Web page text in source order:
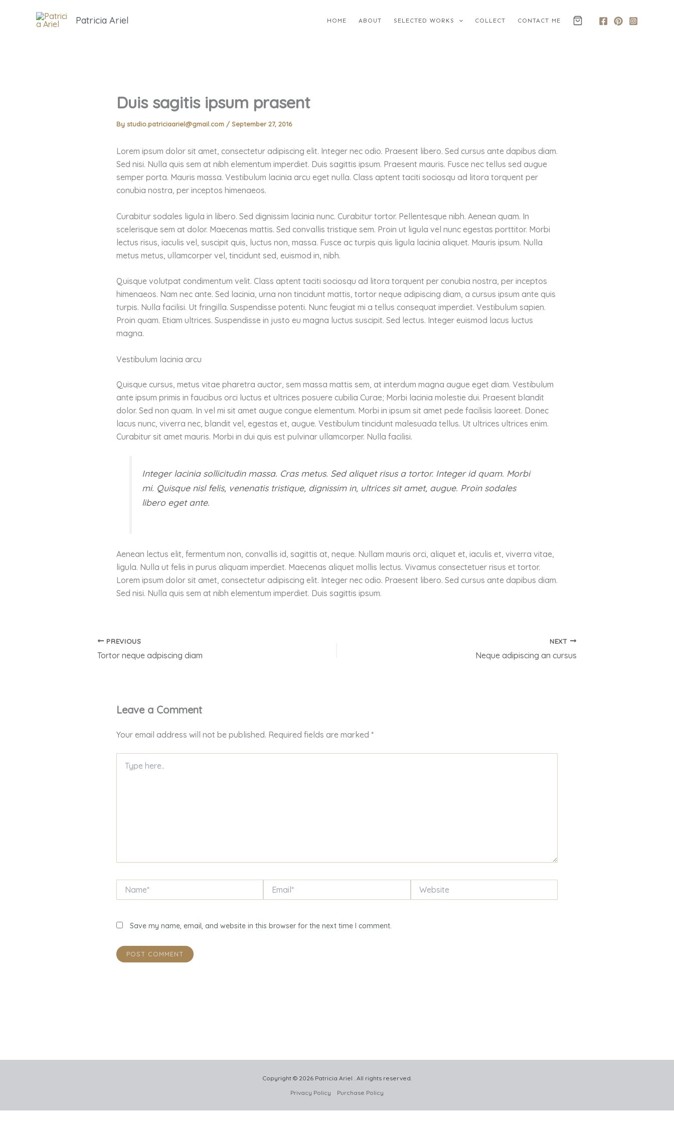
Patricia Ariel HOME ABOUT SELECTED WORKS COLLECT CONTACT ME
Duis sagitis ipsum prasent
By studio.patriciaariel@gmail.com / September 27, 2016
Lorem ipsum dolor sit amet, consectetur adipiscing elit. Integer nec odio. Praesent libero. Sed cursus ante dapibus diam.
Sed nisi. Nulla quis sem at nibh elementum imperdiet. Duis sagittis ipsum. Praesent mauris. Fusce nec tellus sed augue
semper porta. Mauris massa. Vestibulum lacinia arcu eget nulla. Class aptent taciti sociosqu ad litora torquent per
conubia nostra, per inceptos himenaeos.
Curabitur sodales ligula in libero. Sed dignissim lacinia nunc. Curabitur tortor. Pellentesque nibh. Aenean quam. In
scelerisque sem at dolor. Maecenas mattis. Sed convallis tristique sem. Proin ut ligula vel nunc egestas porttitor. Morbi
lectus risus, iaculis vel, suscipit quis, luctus non, massa. Fusce ac turpis quis ligula lacinia aliquet. Mauris ipsum. Nulla
metus metus, ullamcorper vel, tincidunt sed, euismod in, nibh.
Quisque volutpat condimentum velit. Class aptent taciti sociosqu ad litora torquent per conubia nostra, per inceptos
himenaeos. Nam nec ante. Sed lacinia, urna non tincidunt mattis, tortor neque adipiscing diam, a cursus ipsum ante quis
turpis. Nulla facilisi. Ut fringilla. Suspendisse potenti. Nunc feugiat mi a tellus consequat imperdiet. Vestibulum sapien.
Proin quam. Etiam ultrices. Suspendisse in justo eu magna luctus suscipit. Sed lectus. Integer euismod lacus luctus
magna.
Vestibulum lacinia arcu
Quisque cursus, metus vitae pharetra auctor, sem massa mattis sem, at interdum magna augue eget diam. Vestibulum
ante ipsum primis in faucibus orci luctus et ultrices posuere cubilia Curae; Morbi lacinia molestie dui. Praesent blandit
dolor. Sed non quam. In vel mi sit amet augue congue elementum. Morbi in ipsum sit amet pede facilisis laoreet. Donec
lacus nunc, viverra nec, blandit vel, egestas et, augue. Vestibulum tincidunt malesuada tellus. Ut ultrices ultrices enim.
Curabitur sit amet mauris. Morbi in dui quis est pulvinar ullamcorper. Nulla facilisi.
Integer lacinia sollicitudin massa. Cras metus. Sed aliquet risus a tortor. Integer id quam. Morbi
mi. Quisque nisl felis, venenatis tristique, dignissim in, ultrices sit amet, augue. Proin sodales
libero eget ante.
Aenean lectus elit, fermentum non, convallis id, sagittis at, neque. Nullam mauris orci, aliquet et, iaculis et, viverra vitae,
ligula. Nulla ut felis in purus aliquam imperdiet. Maecenas aliquet mollis lectus. Vivamus consectetuer risus et tortor.
Lorem ipsum dolor sit amet, consectetur adipiscing elit. Integer nec odio. Praesent libero. Sed cursus ante dapibus diam.
Sed nisi. Nulla quis sem at nibh elementum imperdiet. Duis sagittis ipsum.
PREVIOUS
Tortor neque adpiscing diam
NEXT
Neque adipiscing an cursus
Leave a Comment
Your email address will not be published. Required fields are marked *
here..
Website
Save my name, email, and website in this browser for the next time I comment.
Copyright © 2026 Patricia Ariel . All rights reserved.
Privacy Policy
Purchase Policy